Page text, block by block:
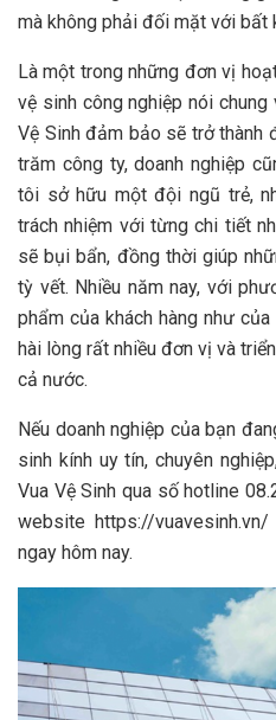
mà không phải đối mặt với bất
Là một trong những đơn vị
vệ sinh công nghiệp nói
Vệ Sinh đảm bảo sẽ trở thành
trăm công ty, doanh nghiệp
tôi sở hữu một đội ngũ trẻ,
trách nhiệm với từng chi tiết
sẽ bụi bẩn, đồng thời giúp
tỳ vết. Nhiều năm nay, với
phẩm của khách hàng như
hài lòng rất nhiều đơn vị và
cả nước.
Nếu doanh nghiệp của bạn
sinh kính uy tín, chuyên
Vua Vệ Sinh qua số hotline
website https://
ngay hôm nay.